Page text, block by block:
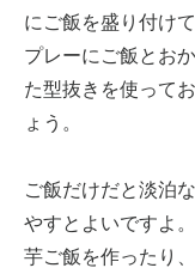
にご飯を盛り付け
プレーにご飯とお
た型抜きを使って
ょう。
ご飯だけだと淡泊
やすとよいですよ
芋ご飯を作ったり